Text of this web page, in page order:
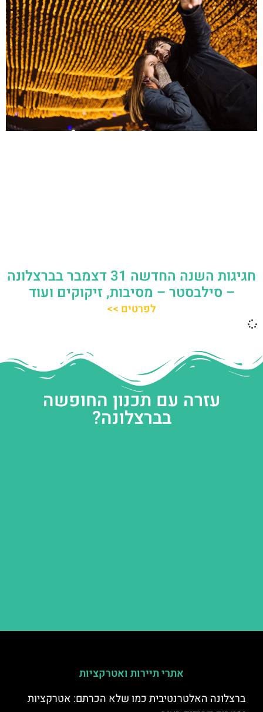
חגיגות השנה החדשה 31 דצמבר בברצלונה
– סילבסטר – מסיבות, זיקוקים ועוד
לפרטים >>
עזרה עם תכנון החופשה
בברצלונה?
אתרי תיירות ואטרקציות
ברצלונה האלטרנטיבית כמו שלא הכרתם: אטרקציות